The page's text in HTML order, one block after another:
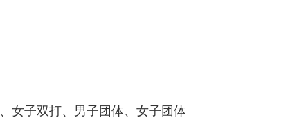
女子双打、男子团体、女子团体